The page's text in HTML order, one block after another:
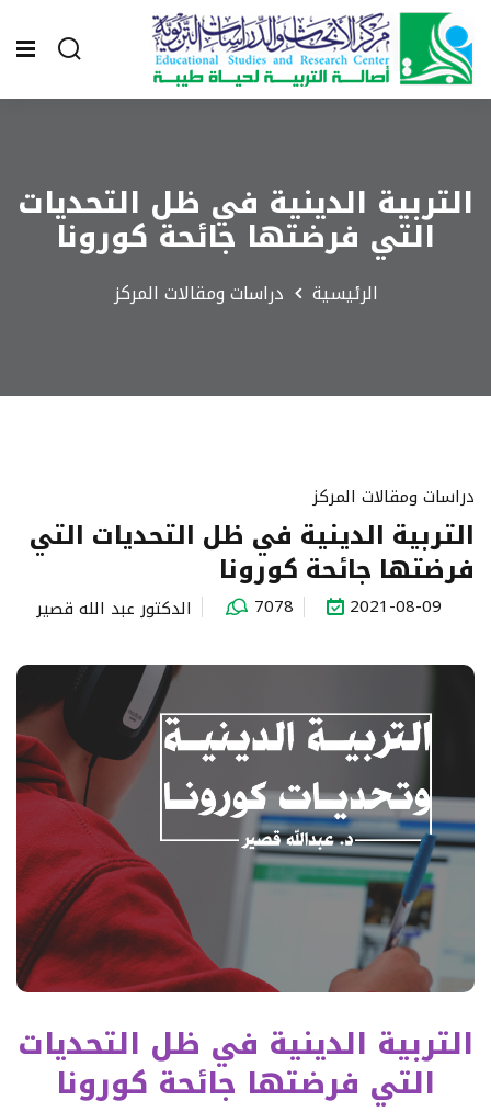
التربية الدينية في ظل التحديات
التي فرضتها جائحة كورونا
الرئيسية دراسات ومقالات المركز
دراسات ومقالات المركز
التربية الدينية في ظل التحديات التي
فرضتها جائحة كورونا
2021-08-09
7078 الدكتور عبد الله قصير
التربية الدينية في ظل التحديات
التي فرضتها جائحة كورونا